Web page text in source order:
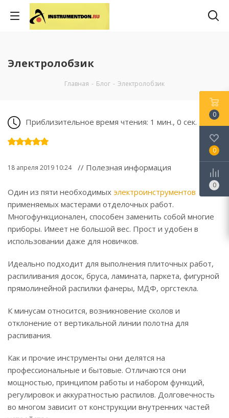
Электролобзик
Главная - Блог - Электролобзик
Приблизительное время чтения: 1 мин., 0 сек.
18 апреля 2019 10:24 // Полезная информация
Один из пяти необходимых электроинструментов
применяемых мастерами отделочных работ.
Многофункционален, способен заменить собой многие
приборы. Имеет не большой вес. Прост и удобен в
использовании даже для новичков.
Идеально подходит для выполнения плиточных работ,
распиливания досок, бруса, ламината, паркета, фигурной
прямолинейной распилки фанеры, МДФ, оргстекла.
К минусам относится, возникновение сколов и
отклонение от вертикальной линии полотна для
распивания.
Как и прочие инструменты они делятся на
профессиональные и бытовые. Отличаются они
мощностью, принципом работы и набором функций,
регулировок и аккуратностью распилов. Долговечность
во многом зависит от конструкции внутренних частей
0
0
0